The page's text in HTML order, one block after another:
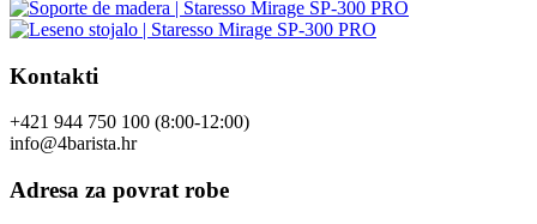
Kontakti
+421 944 750 100 (8:00-12:00)
info@4barista.hr
Adresa za povrat robe